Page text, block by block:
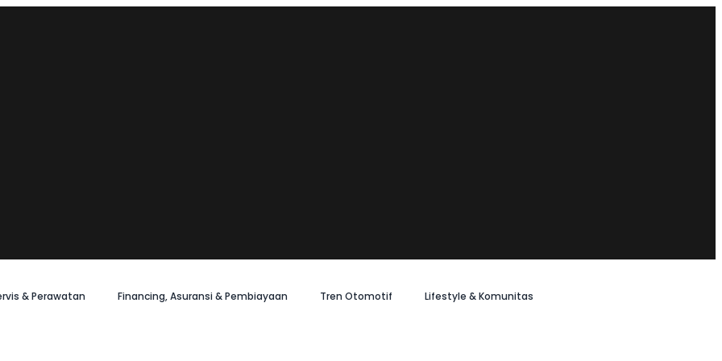
& Perawatan Financing, Asuransi & Pembiayaan Tren Otomotif Lifestyle & Komunitas